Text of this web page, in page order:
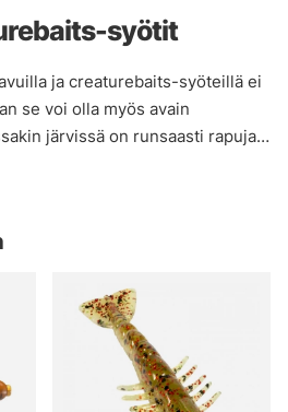
syötit
ja creaturebaits-syöteillä ei
se voi olla myös avain
järvissä on runsaasti rapuja,
monella eri tavalla, mikä
niitä pohjaan pystyssä
pieniä katkarapuja dropshot-
kalastaa näillä vieheillä myös
mutta se ei ole yhtä